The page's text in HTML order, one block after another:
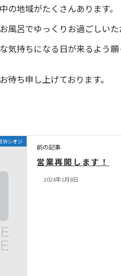
の地域がたくさんあります。
風呂でゆっくりお過ごしい
気持ちになる日が来るよう願
待ち申し上げております。
シオジ
前の記事
営業再開します！
2024年1月8日